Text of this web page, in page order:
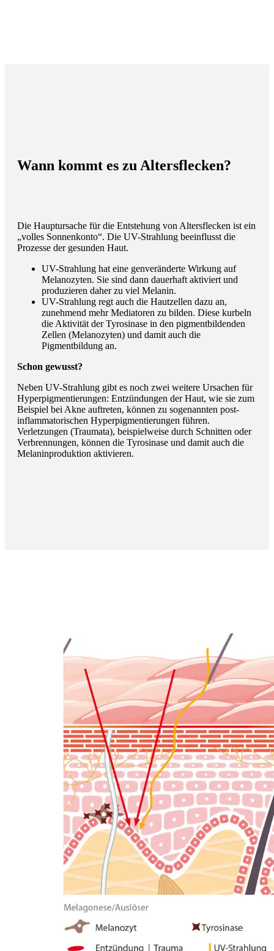
Wann kommt es zu Altersflecken?
Die Hauptursache für die Entstehung von Altersflecken ist ein
„volles Sonnenkonto“. Die UV-Strahlung beeinflusst die
Prozesse der gesunden Haut.
UV-Strahlung hat eine genveränderte Wirkung auf
Melanozyten. Sie sind dann dauerhaft aktiviert und
produzieren daher zu viel Melanin.
UV-Strahlung regt auch die Hautzellen dazu an,
zunehmend mehr Mediatoren zu bilden. Diese kurbeln
die Aktivität der Tyrosinase in den pigmentbildenden
Zellen (Melanozyten) und damit auch die
Pigmentbildung an.
Schon gewusst?
Neben UV-Strahlung gibt es noch zwei weitere Ursachen für
Hyperpigmentierungen: Entzündungen der Haut, wie sie zum
Beispiel bei Akne auftreten, können zu sogenannten post-
inflammatorischen Hyperpigmentierungen führen.
Verletzungen (Traumata), beispielweise durch Schnitten oder
Verbrennungen, können die Tyrosinase und damit auch die
Melaninproduktion aktivieren.